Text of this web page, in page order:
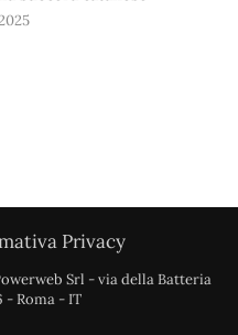
Privacy
Srl - via della Batteria
- Roma - IT